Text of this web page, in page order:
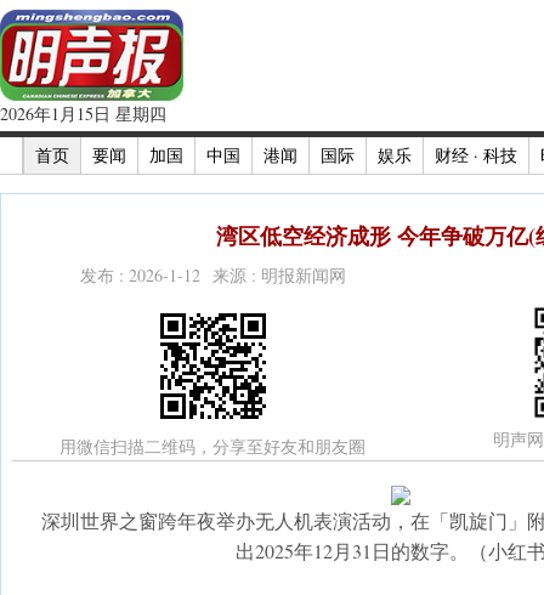
2026年1月15日 星期四
首页
要闻 加国 中国 港闻 国际 娱乐 财经 · 科技
湾区低空经济成形 今年争破万亿(
发布 : 2026-1-12 来源 : 明报新闻网
用微信扫描二维码，分享至好友和朋友圈 明声
深圳世界之窗跨年夜举办无人机表演活动，在「凯旋门」
出2025年12月31日的数字。（小红